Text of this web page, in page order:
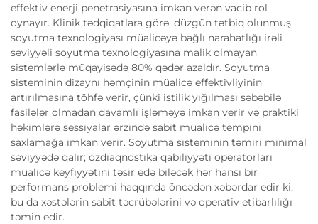
effektiv enerji penetrasiyasına imkan verən vacib rol
oynayır. Klinik tədqiqatlara görə, düzgün tətbiq olunmuş
soyutma texnologiyası müalicəyə bağlı narahatlığı irəli
səviyyəli soyutma texnologiyasına malik olmayan
sistemlərlə müqayisədə 80% qədər azaldır. Soyutma
sisteminin dizaynı həmçinin müalicə effektivliyinin
artırılmasına töhfə verir, çünki istilik yığılması səbəbilə
fasilələr olmadan davamlı işləməyə imkan verir və praktiki
həkimlərə sessiyalar ərzində sabit müalicə tempini
saxlamağa imkan verir. Soyutma sisteminin təmiri minimal
səviyyədə qalır; özdiaqnostika qabiliyyəti operatorları
müalicə keyfiyyətini təsir edə biləcək hər hansı bir
performans problemi haqqında öncədən xəbərdar edir ki,
bu da xəstələrin sabit təcrübələrini və operativ etibarlılığı
təmin edir.